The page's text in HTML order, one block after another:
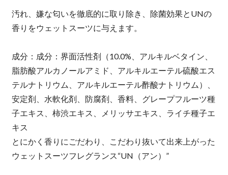
汚れ、嫌な匂いを徹底的に取り除き、除菌効果とUNの
香りをウェットスーツに与えます。
成分：成分：界面活性剤（10.0%、アルキルベタイン、
脂肪酸アルカノールアミド、アルキルエーテル硫酸エス
テルナトリウム、アルキルエーテル酢酸ナトリウム）、
安定剤、水軟化剤、防腐剤、香料、グレープフルーツ種
子エキス、柿渋エキス、メリッサエキス、ライチ種子エ
キス
とにかく香りにごだわり、こだわり抜いて出来上がった
ウェットスーツフレグランス“UN（アン）”